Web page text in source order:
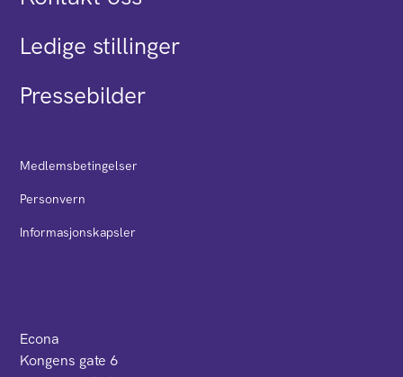
Ledige stillinger
Pressebilder
Medlemsbetingelser
Personvern
Informasjonskapsler
Econa
Kongens gate 6